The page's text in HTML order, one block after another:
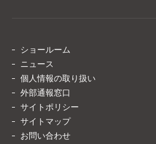
ショールーム
ニュース
個人情報の取り扱い
外部通報窓口
サイトポリシー
サイトマップ
お問い合わせ